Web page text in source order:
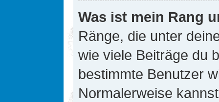
Was ist mein Rang
Ränge, die unter
wie viele Beiträge du
bestimmte Benutzer
Normalerweise